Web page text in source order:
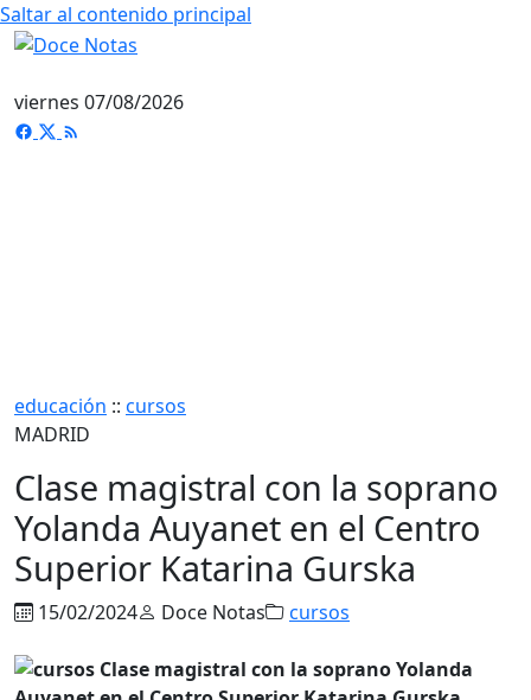
Saltar al contenido principal
viernes 07/08/2026
educación :: cursos
MADRID
Clase magistral con la soprano
Yolanda Auyanet en el Centro
Superior Katarina Gurska
15/02/2024 Doce Notas cursos